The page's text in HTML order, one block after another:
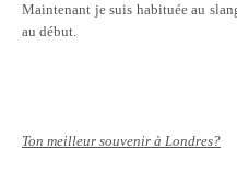
Maintenant je suis habituée au
au début.
Ton meilleur souvenir à Londres?